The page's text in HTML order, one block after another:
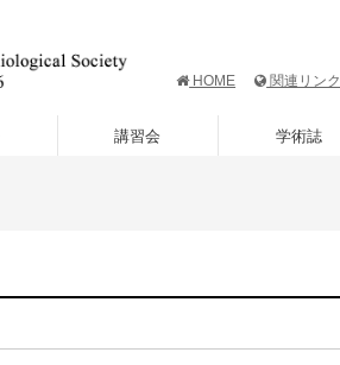
HOME 関連リンク
講習会 学術誌